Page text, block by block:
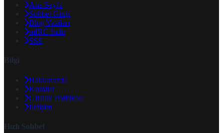
Ana Sayfa
Sohbet Girişi
Blog Yazıları
mIRC İndir
SSS
Bilgi
Hakkımızda
Kurallar
Gizlilik Politikası
İletişim
Hızlı Sohbet